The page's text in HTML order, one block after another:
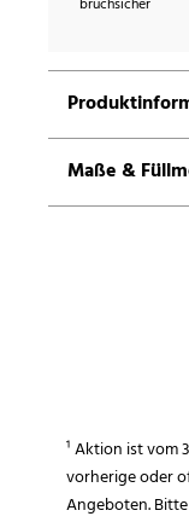
bruchsicher
Maße &
¹ Aktion ist vom
vorherige oder
Angeboten.